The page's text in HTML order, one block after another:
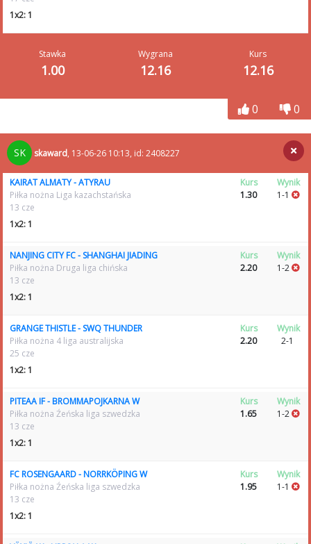
1x2: 1
Stawka
1.00
Wygrana
12.16
Kurs
12.16
0 0
SK skaward, 13-06-26 10:13, id: 2408227
KAIRAT ALMATY - ATYRAU
Piłka nożna Liga kazachstańska
13 cze
1x2: 1
Kurs
1.30
Wynik
1-1
NANJING CITY FC - SHANGHAI JIADING
Piłka nożna Druga liga chińska
13 cze
1x2: 1
Kurs
2.20
Wynik
1-2
GRANGE THISTLE - SWQ THUNDER
Piłka nożna 4 liga australijska
25 cze
1x2: 1
Kurs
2.20
Wynik
2-1
PITEAA IF - BROMMAPOJKARNA W
Piłka nożna Źeńska liga szwedzka
13 cze
1x2: 1
Kurs
1.65
Wynik
1-2
FC ROSENGAARD - NORRKÖPING W
Piłka nożna Źeńska liga szwedzka
13 cze
1x2: 1
Kurs
1.95
Wynik
1-1